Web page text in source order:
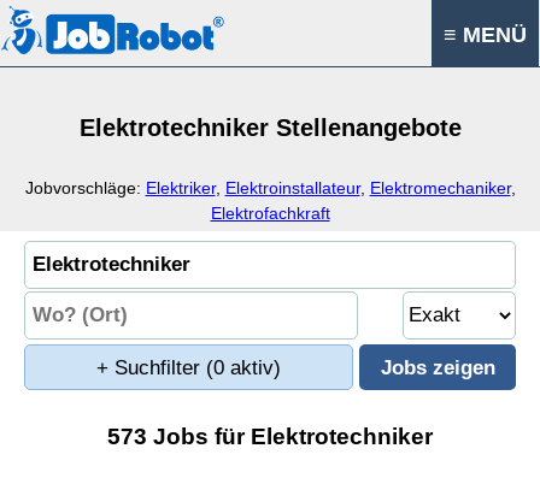
≡ MENÜ
Elektrotechniker Stellenangebote
Jobvorschläge: Elektriker, Elektroinstallateur, Elektromechaniker,
Elektrofachkraft
+ Suchfilter (0 aktiv)
573 Jobs für Elektrotechniker